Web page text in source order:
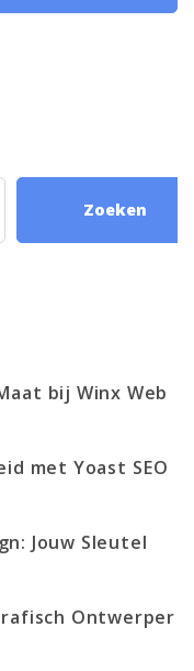
Zoeken
bij Winx Web
met Yoast SEO
Jouw Sleutel
Ontwerper